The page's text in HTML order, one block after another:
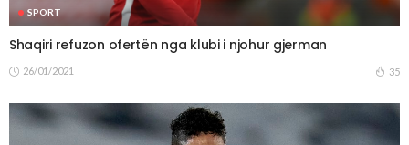
SPORT
Shaqiri refuzon ofertën nga klubi i njohur gjerman
26/01/2021 35